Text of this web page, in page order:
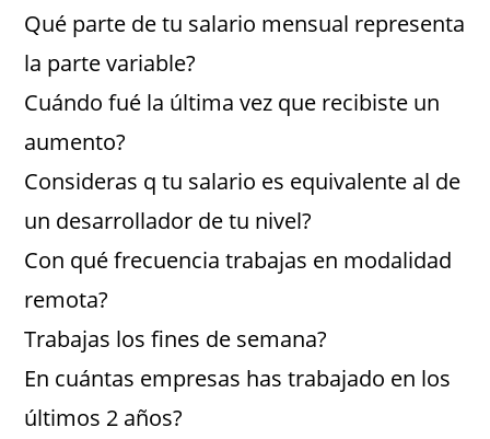
Qué parte de tu salario mensual representa
la parte variable?
Cuándo fué la última vez que recibiste un
aumento?
Consideras q tu salario es equivalente al de
un desarrollador de tu nivel?
Con qué frecuencia trabajas en modalidad
remota?
Trabajas los fines de semana?
En cuántas empresas has trabajado en los
últimos 2 años?